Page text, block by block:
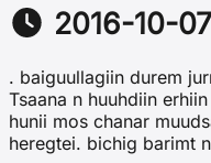
2016-10-07
. baiguullagiin durem
Tsaana n huuhdiin
hunii mos chanar
heregtei. bichig barimt